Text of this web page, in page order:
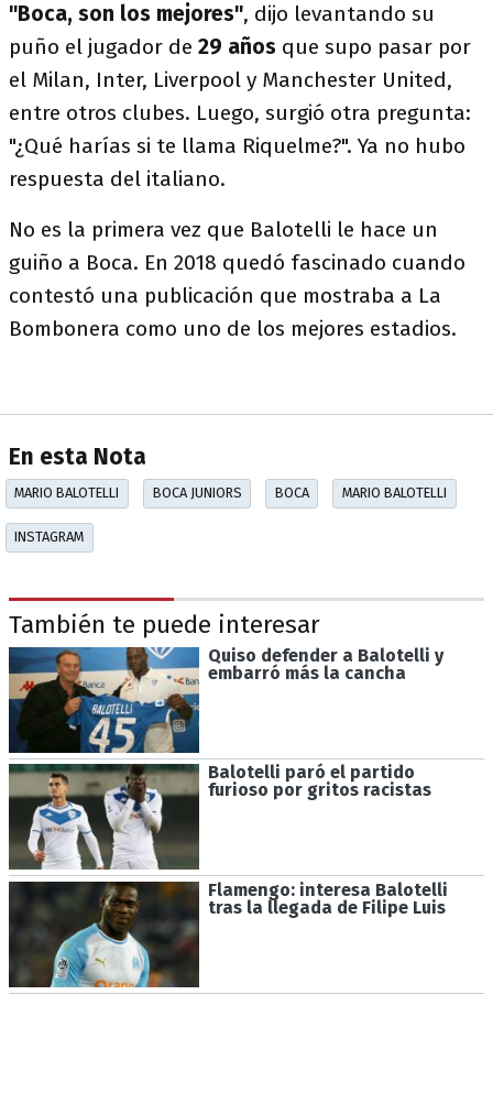
"Boca, son los mejores", dijo levantando su
puño el jugador de 29 años que supo pasar por
el Milan, Inter, Liverpool y Manchester United,
entre otros clubes. Luego, surgió otra pregunta:
"¿Qué harías si te llama Riquelme?". Ya no hubo
respuesta del italiano.
No es la primera vez que Balotelli le hace un
guiño a Boca. En 2018 quedó fascinado cuando
contestó una publicación que mostraba a La
Bombonera como uno de los mejores estadios.
En esta Nota
MARIO BALOTELLI BOCA JUNIORS BOCA MARIO BALOTELLI
INSTAGRAM
También te puede interesar
Quiso defender a Balotelli y
embarró más la cancha
Balotelli paró el partido
furioso por gritos racistas
Flamengo: interesa Balotelli
tras la llegada de Filipe Luis